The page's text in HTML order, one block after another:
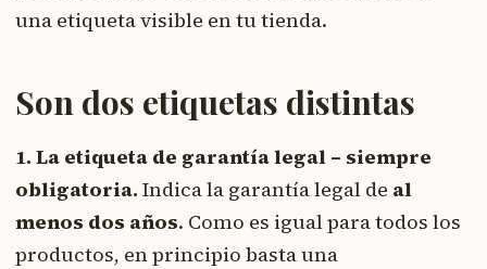
una etiqueta visible en tu tienda.
Son dos etiquetas distintas
1. La etiqueta de garantía legal – siempre
obligatoria. Indica la garantía legal de al
menos dos años. Como es igual para todos los
productos, en principio basta una